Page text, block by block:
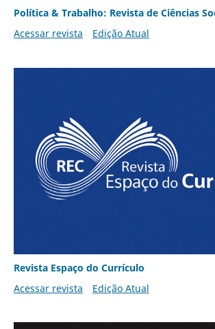
Política & Trabalho: Revista de Ciências
Acessar revista
Edição Atual
Revista Espaço do Currículo
Acessar revista
Edição Atual